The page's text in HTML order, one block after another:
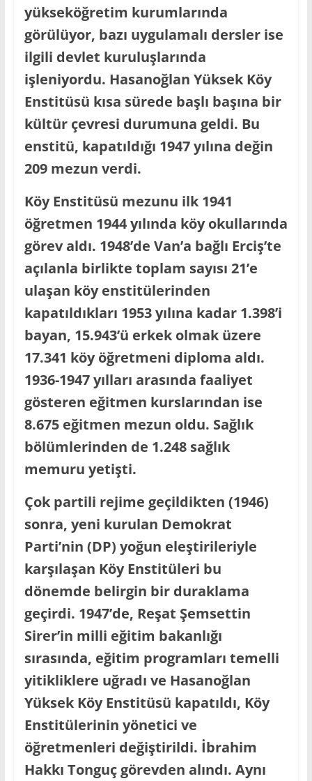
yükseköğretim kurumlarında
görülüyor, bazı uygulamalı dersler ise
ilgili devlet kuruluşlarında
işleniyordu. Hasanoğlan Yüksek Köy
Enstitüsü kısa sürede başlı başına bir
kültür çevresi durumuna geldi. Bu
enstitü, kapatıldığı 1947 yılına değin
209 mezun verdi.
Köy Enstitüsü mezunu ilk 1941
öğretmen 1944 yılında köy okullarında
görev aldı. 1948’de Van’a bağlı Erciş’te
açılanla birlikte toplam sayısı 21’e
ulaşan köy enstitülerinden
kapatıldıkları 1953 yılına kadar 1.398’i
bayan, 15.943’ü erkek olmak üzere
17.341 köy öğretmeni diploma aldı.
1936-1947 yılları arasında faaliyet
gösteren eğitmen kurslarından ise
8.675 eğitmen mezun oldu. Sağlık
bölümlerinden de 1.248 sağlık
memuru yetişti.
Çok partili rejime geçildikten (1946)
sonra, yeni kurulan Demokrat
Parti’nin (DP) yoğun eleştirileriyle
karşılaşan Köy Enstitüleri bu
dönemde belirgin bir duraklama
geçirdi. 1947’de, Reşat Şemsettin
Sirer’in milli eğitim bakanlığı
sırasında, eğitim programları temelli
yitikliklere uğradı ve Hasanoğlan
Yüksek Köy Enstitüsü kapatıldı, Köy
Enstitülerinin yönetici ve
öğretmenleri değiştirildi. İbrahim
Hakkı Tonguç görevden alındı. Aynı